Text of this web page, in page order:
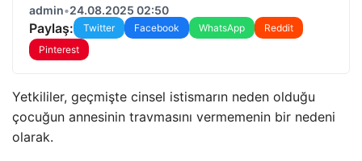
admin•24.08.2025 02:50
Paylaş: Twitter Facebook WhatsApp
Reddit
Pinterest
Yetkililer, geçmişte cinsel istismarın neden olduğu
çocuğun annesinin travmasını vermemenin bir nedeni
olarak.